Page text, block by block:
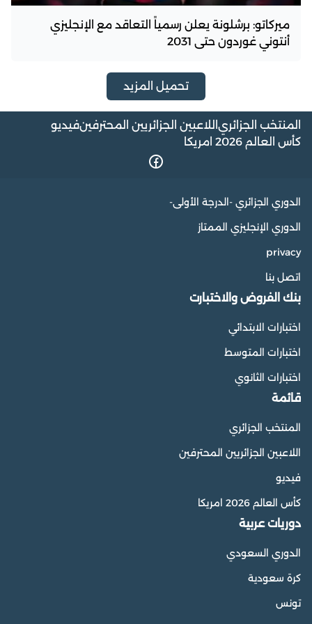
ميركاتو: برشلونة يعلن رسمياً التعاقد مع الإنجليزي
أنتوني غوردون حتى 2031
تحميل المزيد
المنتخب الجزائري اللاعبين الجزائريين المحترفينفيديو
كأس العالم 2026 امريكا
الدوري الجزائري -الدرجة الأولى-
الدوري الإنجليزي الممتاز
privacy
اتصل بنا
بنك الفروض والاختبارت
اختبارات الابتدائي
اختبارات المتوسط
اختبارات الثانوي
قائمة
المنتخب الجزائري
اللاعبين الجزائريين المحترفين
فيديو
كأس العالم 2026 امريكا
دوريات عربية
الدوري السعودي
كرة سعودية
تونس